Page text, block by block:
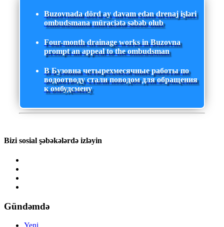
Buzovnada dörd ay davam edən drenaj işləri
ombudsmana müraciətə səbəb olub
Four-month drainage works in Buzovna
prompt an appeal to the ombudsman
В Бузовна четырехмесячные работы по
водоотводу стали поводом для обращения
к омбудсмену
Bizi sosial şəbəkələrdə izləyin
Gündəmdə